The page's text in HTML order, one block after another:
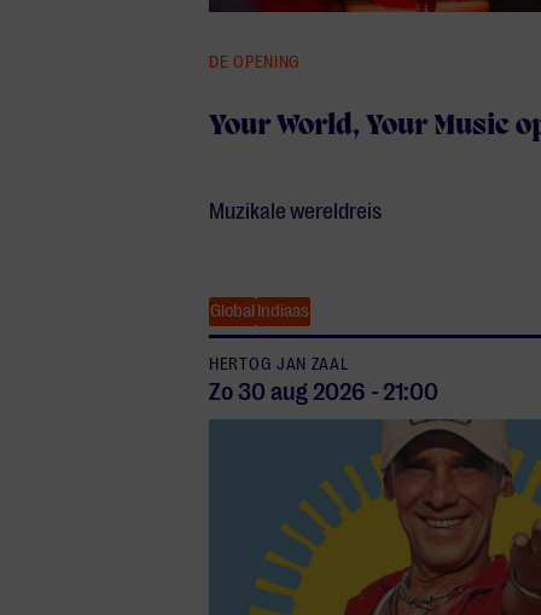
Your World, Your Music
DE OPENING
Muzikale wereldreis
GlobalIndiaas
HERTOG JAN ZAAL
Zo 30 aug 2026 - 21:00